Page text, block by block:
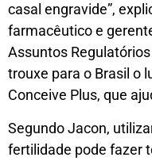
casal engravide”,
farmacêutico e
Assuntos
trouxe para o Brasil o
Conceive Plus, que
Segundo Jacon,
fertilidade pode fazer